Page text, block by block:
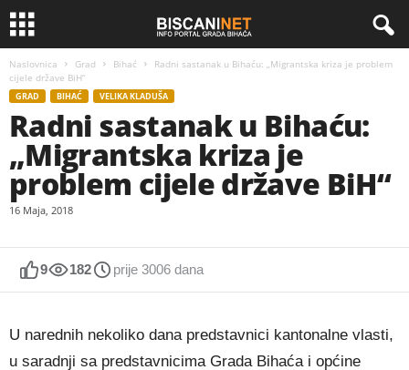
Naslovnica Grad Bihać
Radni sastanak u Bihaću: „Migrantska kriza je problem
cijele države BiH“
GRAD BIHAĆ VELIKA KLADUŠA
Radni sastanak u Bihaću:
„Migrantska kriza je
problem cijele države BiH“
16 Maja, 2018
9 182 prije 3006 dana
U narednih nekoliko dana predstavnici kantonalne vlasti,
u saradnji sa predstavnicima Grada Bihaća i općine